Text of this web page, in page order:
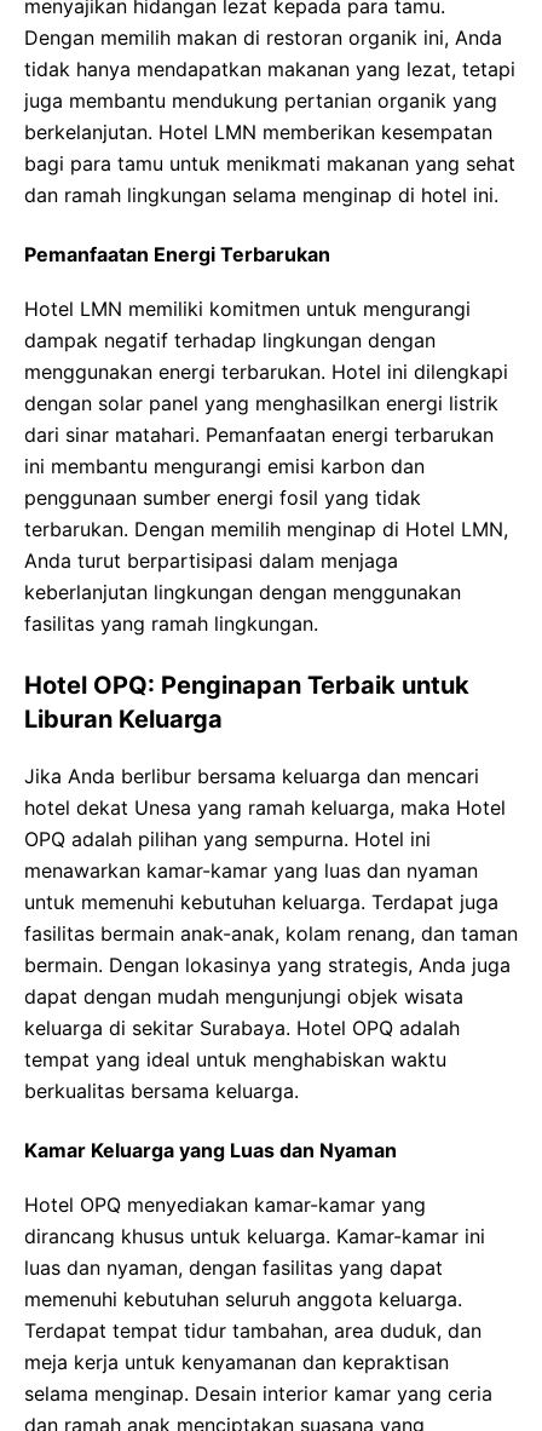
menyajikan hidangan lezat kepada para tamu.
Dengan memilih makan di restoran organik ini, Anda
tidak hanya mendapatkan makanan yang lezat, tetapi
juga membantu mendukung pertanian organik yang
berkelanjutan. Hotel LMN memberikan kesempatan
bagi para tamu untuk menikmati makanan yang sehat
dan ramah lingkungan selama menginap di hotel ini.
Pemanfaatan Energi Terbarukan
Hotel LMN memiliki komitmen untuk mengurangi
dampak negatif terhadap lingkungan dengan
menggunakan energi terbarukan. Hotel ini dilengkapi
dengan solar panel yang menghasilkan energi listrik
dari sinar matahari. Pemanfaatan energi terbarukan
ini membantu mengurangi emisi karbon dan
penggunaan sumber energi fosil yang tidak
terbarukan. Dengan memilih menginap di Hotel LMN,
Anda turut berpartisipasi dalam menjaga
keberlanjutan lingkungan dengan menggunakan
fasilitas yang ramah lingkungan.
Hotel OPQ: Penginapan Terbaik untuk
Liburan Keluarga
Jika Anda berlibur bersama keluarga dan mencari
hotel dekat Unesa yang ramah keluarga, maka Hotel
OPQ adalah pilihan yang sempurna. Hotel ini
menawarkan kamar-kamar yang luas dan nyaman
untuk memenuhi kebutuhan keluarga. Terdapat juga
fasilitas bermain anak-anak, kolam renang, dan taman
bermain. Dengan lokasinya yang strategis, Anda juga
dapat dengan mudah mengunjungi objek wisata
keluarga di sekitar Surabaya. Hotel OPQ adalah
tempat yang ideal untuk menghabiskan waktu
berkualitas bersama keluarga.
Kamar Keluarga yang Luas dan Nyaman
Hotel OPQ menyediakan kamar-kamar yang
dirancang khusus untuk keluarga. Kamar-kamar ini
luas dan nyaman, dengan fasilitas yang dapat
memenuhi kebutuhan seluruh anggota keluarga.
Terdapat tempat tidur tambahan, area duduk, dan
meja kerja untuk kenyamanan dan kepraktisan
selama menginap. Desain interior kamar yang ceria
dan ramah anak menciptakan suasana yang